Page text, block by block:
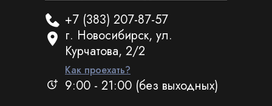
+7 (383) 207-87-57
г. Новосибирск, ул.
Курчатова, 2/2
Как проехать?
9:00 - 21:00 (без выходных)